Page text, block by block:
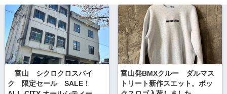
富山 シクロクロスバイ
ク 限定セール SALE！
富山発BMXクルー ダルマス
トリート新作スエット。ボッ